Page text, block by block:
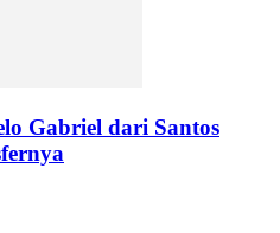
Gabriel dari Santos